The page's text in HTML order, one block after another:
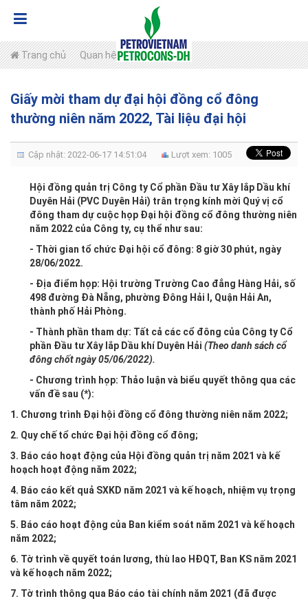
Trang chủ Quan hệ cổ đông
Giấy mời tham dự đại hội đồng cổ đông
thường niên năm 2022, Tài liệu đại hội
Cập nhật: 2022-06-17 14:51:04 Lượt xem: 1005
Hội đồng quản trị Công ty Cổ phần Đầu tư Xây lắp Dầu khí
Duyên Hải (PVC Duyên Hải) trân trọng kính mời Quý vị cổ
đông tham dự cuộc họp Đại hội đồng cổ đông thường niên
năm 2022 của Công ty, cụ thể như sau:
- Thời gian tổ chức Đại hội cổ đông: 8 giờ 30 phút, ngày
28/06/2022.
- Địa điểm họp: Hội trường Trường Cao đẳng Hàng Hải, số
498 đường Đà Nẵng, phường Đông Hải I, Quận Hải An,
thành phố Hải Phòng.
- Thành phần tham dự: Tất cả các cổ đông của Công ty Cổ
phần Đầu tư Xây lắp Dầu khí Duyên Hải(Theo danh sách cổ
đông chốt ngày05/06/2022).
- Chương trình họp: Thảo luận và biểu quyết thông qua các
vấn đề sau (*):
1. Chương trình Đại hội đồng cổ đông thường niên năm 2022;
2. Quy chế tổ chức Đại hội đồng cổ đông;
3. Báo cáo hoạt động của Hội đồng quản trị năm 2021 và kế
hoạch hoạt động năm 2022;
4. Báo cáo kết quả SXKD năm 2021 và kế hoạch, nhiệm vụ trọng
tâm năm 2022;
5. Báo cáo hoạt động của Ban kiểm soát năm 2021 và kế hoạch
năm 2022;
6. Tờ trình về quyết toán lương, thù lao HĐQT, Ban KS năm 2021
và kế hoạch năm 2022;
7. Tờ trình thông qua Báo cáo tài chính năm 2021 (đã được